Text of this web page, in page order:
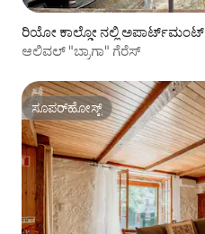
ರಿಯೋ ಕಾಲ್ಡೋ ನಲ್ಲಿ ಅಪಾರ್ಟ್‌ಮಂಟ್
ಆಲಿವಲ್ "ಬ್ರಾಗಾ" ಗೆರೆಸ್
ಸೂಪರ್‌ಹೋಸ್ಟ್
ಸೂಪರ್‌ಹೋಸ್ಟ್